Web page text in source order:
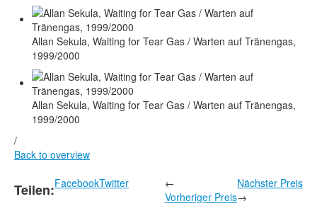
Allan Sekula, Waiting for Tear Gas / Warten auf Tränengas,
1999/2000
Allan Sekula, Waiting for Tear Gas / Warten auf Tränengas,
1999/2000
/
Back to overview
Teilen:FacebookTwitter
←
Vorheriger Preis
Nächster Preis
→